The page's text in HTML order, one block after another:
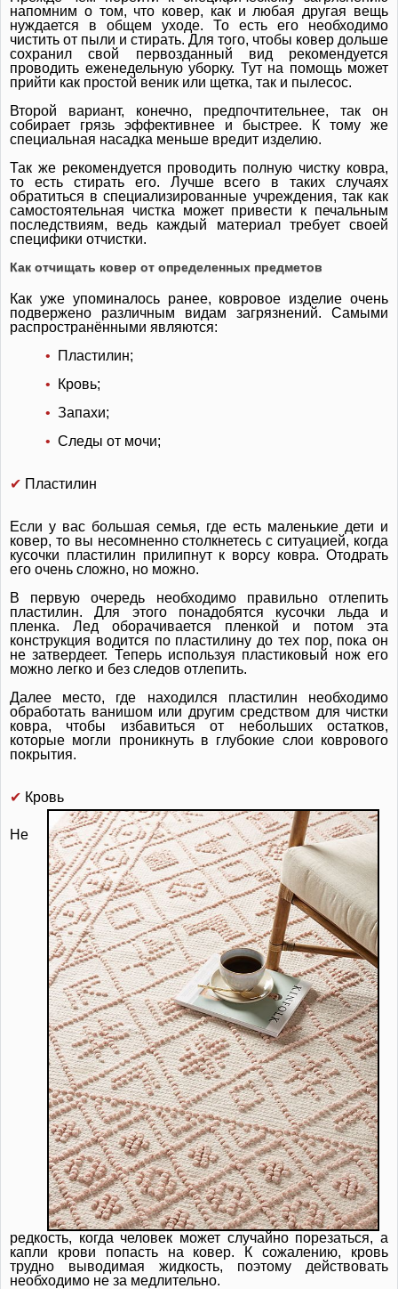
напомним о том, что ковер, как и любая другая вещь
нуждается в общем уходе. То есть его необходимо
чистить от пыли и стирать. Для того, чтобы ковер дольше
сохранил свой первозданный вид рекомендуется
проводить еженедельную уборку. Тут на помощь может
прийти как простой веник или щетка, так и пылесос.
Второй вариант, конечно, предпочтительнее, так он
собирает грязь эффективнее и быстрее. К тому же
специальная насадка меньше вредит изделию.
Так же рекомендуется проводить полную чистку ковра,
то есть стирать его. Лучше всего в таких случаях
обратиться в специализированные учреждения, так как
самостоятельная чистка может привести к печальным
последствиям, ведь каждый материал требует своей
специфики отчистки.
Как отчищать ковер от определенных предметов
Как уже упоминалось ранее, ковровое изделие очень
подвержено различным видам загрязнений. Самыми
распространёнными являются:
•
Пластилин;
•
Кровь;
• Запахи;
• Следы от мочи;
✔ Пластилин
Если у вас большая семья, где есть маленькие дети и
ковер, то вы несомненно столкнетесь с ситуацией, когда
кусочки пластилин прилипнут к ворсу ковра. Отодрать
его очень сложно, но можно.
В первую очередь необходимо правильно отлепить
пластилин. Для этого понадобятся кусочки льда и
пленка. Лед оборачивается пленкой и потом эта
конструкция водится по пластилину до тех пор, пока он
не затвердеет. Теперь используя пластиковый нож его
можно легко и без следов отлепить.
Далее место, где находился пластилин необходимо
обработать ванишом или другим средством для чистки
ковра, чтобы избавиться от небольших остатков,
которые могли проникнуть в глубокие слои коврового
покрытия.
✔ Кровь
Не
редкость, когда человек может случайно порезаться, а
капли крови попасть на ковер. К сожалению, кровь
трудно выводимая жидкость, поэтому действовать
необходимо не за медлительно.